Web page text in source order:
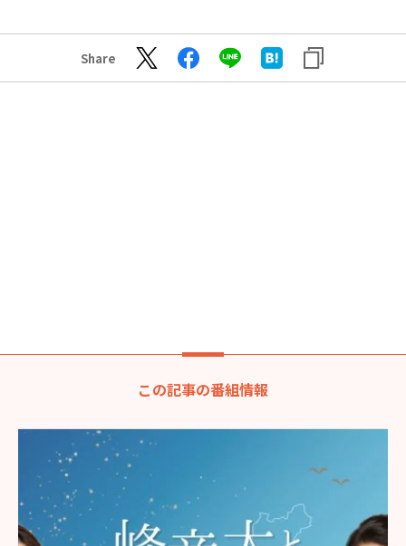
Share
この記事の番組情報